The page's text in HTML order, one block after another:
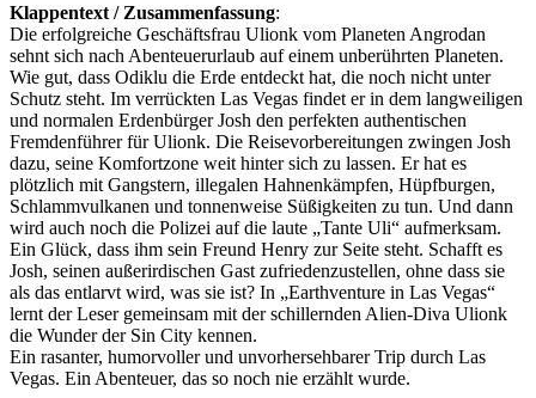
Klappentext / Zusammenfassung:
Die erfolgreiche Geschäftsfrau Ulionk vom Planeten Angrodan
sehnt sich nach Abenteuerurlaub auf einem unberührten Planeten.
Wie gut, dass Odiklu die Erde entdeckt hat, die noch nicht unter
Schutz steht. Im verrückten Las Vegas findet er in dem langweiligen
und normalen Erdenbürger Josh den perfekten authentischen
Fremdenführer für Ulionk. Die Reisevorbereitungen zwingen Josh
dazu, seine Komfortzone weit hinter sich zu lassen. Er hat es
plötzlich mit Gangstern, illegalen Hahnenkämpfen, Hüpfburgen,
Schlammvulkanen und tonnenweise Süßigkeiten zu tun. Und dann
wird auch noch die Polizei auf die laute „Tante Uli“ aufmerksam.
Ein Glück, dass ihm sein Freund Henry zur Seite steht. Schafft es
Josh, seinen außerirdischen Gast zufriedenzustellen, ohne dass sie
als das entlarvt wird, was sie ist? In „Earthventure in Las Vegas“
lernt der Leser gemeinsam mit der schillernden Alien-Diva Ulionk
die Wunder der Sin City kennen.
Ein rasanter, humorvoller und unvorhersehbarer Trip durch Las
Vegas. Ein Abenteuer, das so noch nie erzählt wurde.